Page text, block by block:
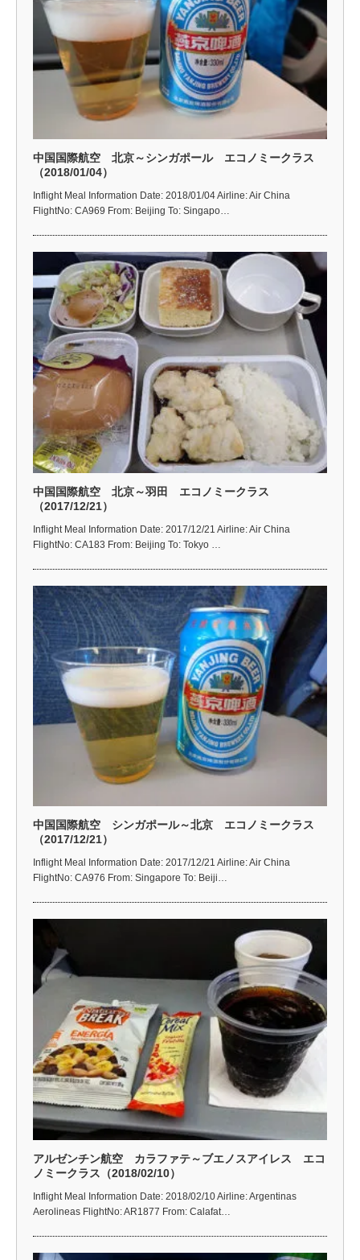
中国国際航空 北京～シンガポール エコノミークラス
（2018/01/04）
Inflight Meal Information Date: 2018/01/04 Airline: Air China
FlightNo: CA969 From: Beijing To: Singapo…
中国国際航空 北京～羽田 エコノミークラス
（2017/12/21）
Inflight Meal Information Date: 2017/12/21 Airline: Air China
FlightNo: CA183 From: Beijing To: Tokyo …
中国国際航空 シンガポール～北京 エコノミークラス
（2017/12/21）
Inflight Meal Information Date: 2017/12/21 Airline: Air China
FlightNo: CA976 From: Singapore To: Beiji…
アルゼンチン航空 カラファテ～ブエノスアイレス エコ
ノミークラス（2018/02/10）
Inflight Meal Information Date: 2018/02/10 Airline: Argentinas
Aerolineas FlightNo: AR1877 From: Calafat…